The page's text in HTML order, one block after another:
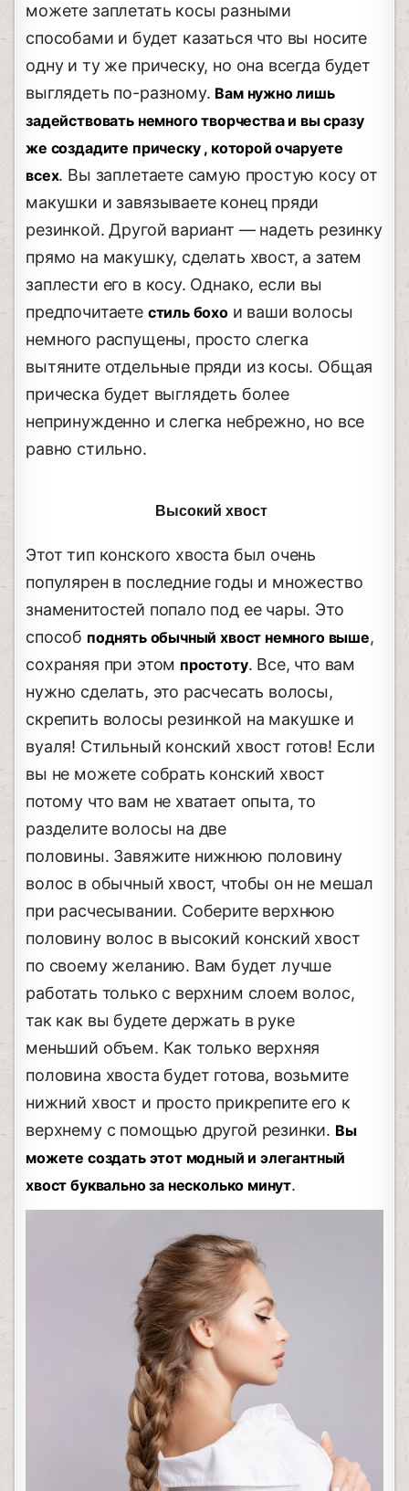
можете заплетать косы разными
способами и будет казаться что вы носите
одну и ту же прическу, но она всегда будет
выглядеть по-разному. Вам нужно лишь
задействовать немного творчества и вы сразу
же создадите прическу , которой очаруете
всех. Вы заплетаете самую простую косу от
макушки и завязываете конец пряди
резинкой. Другой вариант — надеть резинку
прямо на макушку, сделать хвост, а затем
заплести его в косу. Однако, если вы
предпочитаете стиль бохои ваши волосы
немного распущены, просто слегка
вытяните отдельные пряди из косы. Общая
прическа будет выглядеть более
непринужденно и слегка небрежно, но все
равно стильно.
Высокий хвост
Этот тип конского хвоста был очень
популярен в последние годы и множество
знаменитостей попало под ее чары. Это
способ поднять обычный хвост немного выше,
сохраняя при этом простоту. Все, что вам
нужно сделать, это расчесать волосы,
скрепить волосы резинкой на макушке и
вуаля! Стильный конский хвост готов! Если
вы не можете собрать конский хвост
потому что вам не хватает опыта, то
разделите волосы на две
половины. Завяжите нижнюю половину
волос в обычный хвост, чтобы он не мешал
при расчесывании. Соберите верхнюю
половину волос в высокий конский хвост
по своему желанию. Вам будет лучше
работать только с верхним слоем волос,
так как вы будете держать в руке
меньший объем. Как только верхняя
половина хвоста будет готова, возьмите
нижний хвост и просто прикрепите его к
верхнему с помощью другой резинки. Вы
можете создать этот модный и элегантный
хвост буквально за несколько минут.